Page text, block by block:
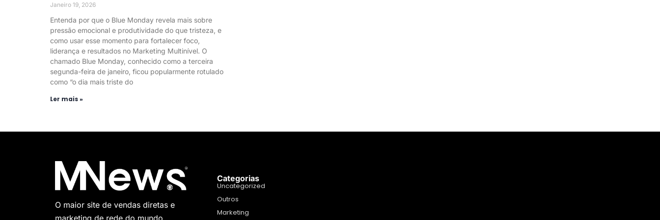
Janeiro 19, 2026
Entenda por que o Blue Monday revela mais sobre
pressão emocional e produtividade do que tristeza, e
como usar esse momento para fortalecer foco,
liderança e resultados no Marketing Multinível. O
chamado Blue Monday, conhecido como a terceira
segunda-feira de janeiro, ficou popularmente rotulado
como “o dia mais triste do
Ler mais »
O maior site de vendas diretas e
Categorias
Uncategorized
Outros
Marketing